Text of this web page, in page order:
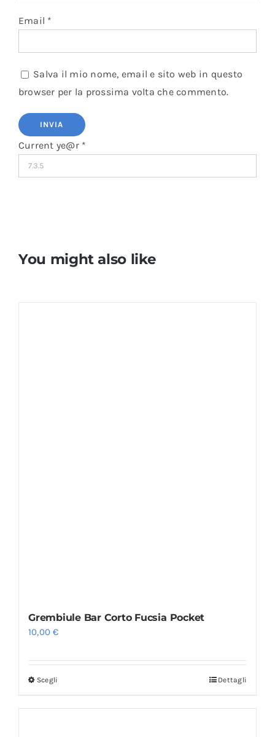
Email *
Salva il mio nome, email e sito web in questo
browser per la prossima volta che commento.
Current ye@r *
You might also like
Grembiule Bar Corto Fucsia Pocket
10,00€
Scegli Dettagli